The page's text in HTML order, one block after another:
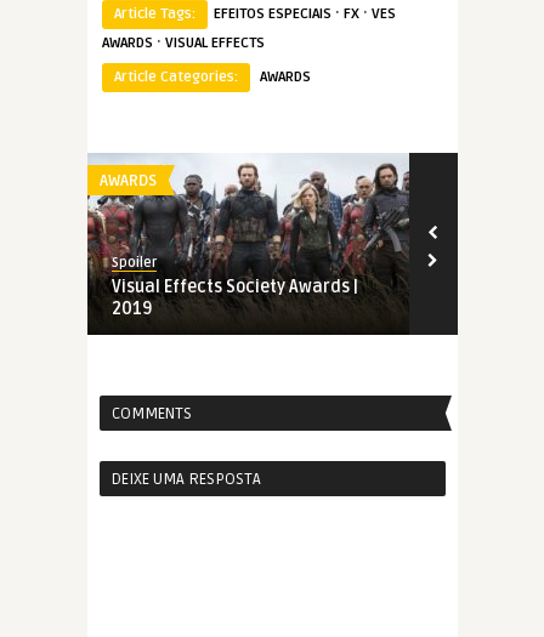
Article Tags: EFEITOS ESPECIAIS · FX · VES
AWARDS · VISUAL EFFECTS
Article Categories:
AWARDS
AWARDS
Spoiler
Visual Effects Society Awards |
2019
COMMENTS
DEIXE UMA RESPOSTA